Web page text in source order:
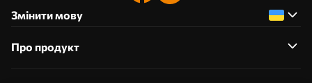
Змінити мову
Про продукт